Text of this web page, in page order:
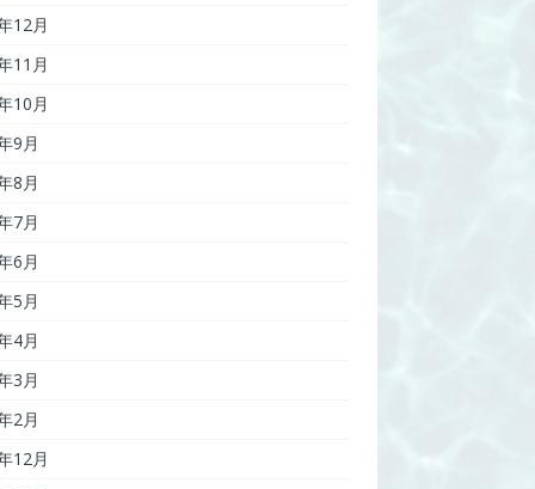
12月
11月
10月
9月
8月
7月
6月
5月
4月
3月
2月
12月